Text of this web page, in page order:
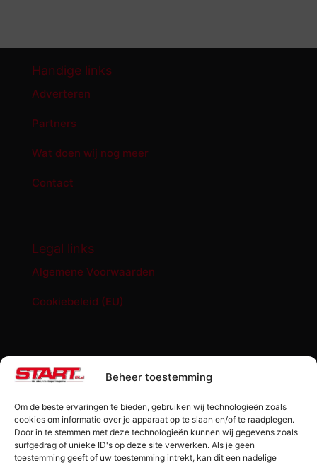
Beheer toestemming
Om de beste ervaringen te bieden, gebruiken wij technologieën zoals
cookies om informatie over je apparaat op te slaan en/of te raadplegen.
Door in te stemmen met deze technologieën kunnen wij gegevens zoals
surfgedrag of unieke ID's op deze site verwerken. Als je geen
toestemming geeft of uw toestemming intrekt, kan dit een nadelige
Handige links
Adverteren
Partners
Wat doen wij nog meer
Contact
Legal links
Algemene Voorwaarden
Cookiebeleid (EU)
START '84 shop
Losse editie Start ’84
Start ’84 Merchandise